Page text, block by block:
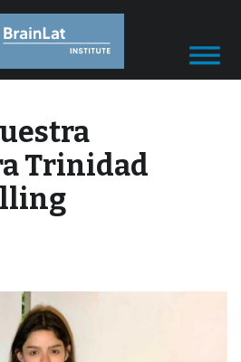
Trinidad